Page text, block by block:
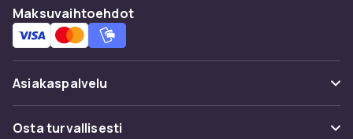
Maksuvaihtoehdot
Asiakaspalvelu
Usein kysyttyä (UKK)
Osta turvallisesti